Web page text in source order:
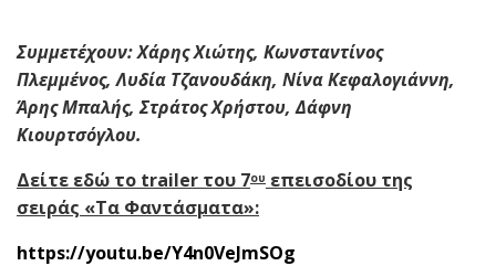
Συμμετέχουν: Χάρης Χιώτης, Κωνσταντίνος
Πλεμμένος, Λυδία Τζανουδάκη, Νίνα Κεφαλογιάννη,
Άρης Μπαλής, Στράτος Χρήστου, Δάφνη
Κιουρτσόγλου.
Δείτε εδώ το trailer του 7ου επεισοδίου της
σειράς «Τα Φαντάσματα»:
https://youtu.be/Y4n0VeJmSOg